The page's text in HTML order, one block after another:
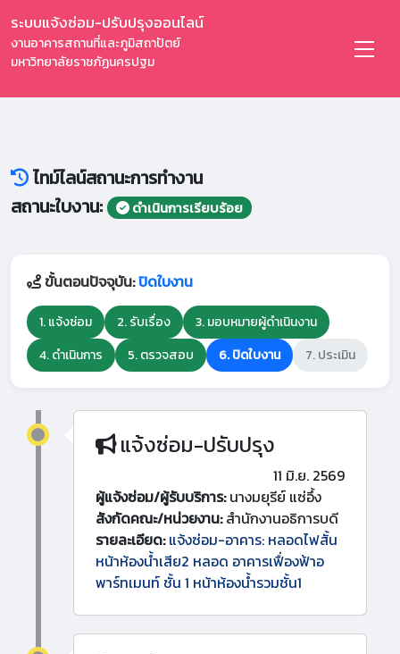
ระบบแจ้งซ่อม-ปรับปรุงออนไลน์
งานอาคารสถานที่และภูมิสถาปัตย์
มหาวิทยาลัยราชภัฏนครปฐม
ไทม์ไลน์สถานะการทำงาน
สถานะใบงาน:
ดำเนินการเรียบร้อย
ขั้นตอนปัจจุบัน:ปิดใบงาน
1. แจ้งซ่อม 2. รับเรื่อง
3. มอบหมายผู้ดำเนินงาน
4. ดำเนินการ
5. ตรวจสอบ 6. ปิดใบงาน 7. ประเมิน
แจ้งซ่อม-ปรับปรุง
11 มิ.ย. 2569
ผู้แจ้งซ่อม/ผู้รับบริการ:นางมยุรีย์ แซ่อึ้ง
สังกัดคณะ/หน่วยงาน:สำนักงานอธิการบดี
รายละเอียด: แจ้งซ่อม-อาคาร: หลอดไฟสั้น
หน้าห้องน้ำเสีย2 หลอด อาคารเฟื่องฟ้าอ
พาร์ทเมนท์ ชั้น 1 หน้าห้องน้ำรวมชั้น1